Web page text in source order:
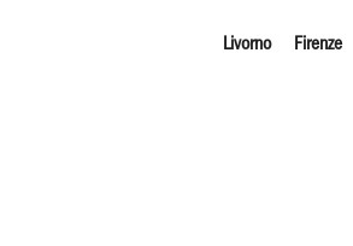
Livorno Firenze